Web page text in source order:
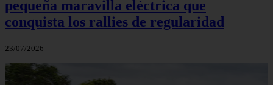
pequeña maravilla eléctrica que
conquista los rallies de regularidad
23/07/2026